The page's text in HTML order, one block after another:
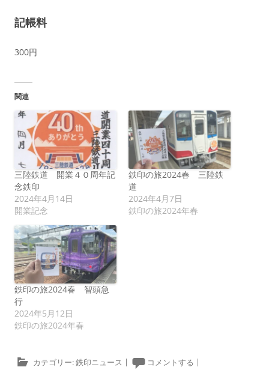
記帳料
300円
関連
三陸鉄道 開業４０周年記
念鉄印
2024年4月14日
開業記念
鉄印の旅2024春 三陸鉄
道
2024年4月7日
鉄印の旅2024年春
鉄印の旅2024春 智頭急
行
2024年5月12日
鉄印の旅2024年春
カテゴリー:鉄印ニュース | コメントする |